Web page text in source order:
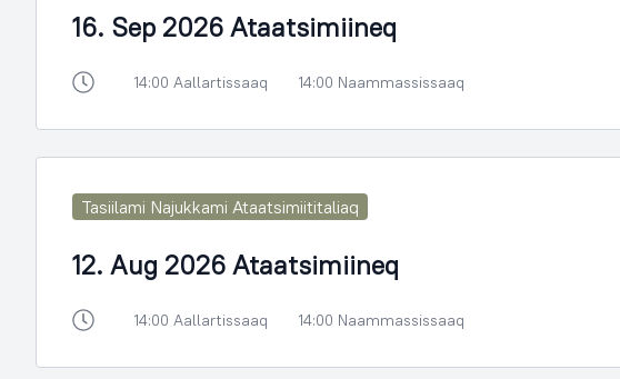
16. Sep 2026 Ataatsimiineq
14:00 Aallartissaaq 14:00 Naammassissaaq
Tasiilami Najukkami Ataatsimiititaliaq
12. Aug 2026 Ataatsimiineq
14:00 Aallartissaaq 14:00 Naammassissaaq